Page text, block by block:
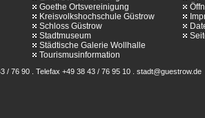
Goethe Ortsvereinigung
Kreisvolkshochschule Güstrow
Schloss Güstrow
Stadtmuseum
Städtische Galerie Wollhalle
Tourismusinformation
/ 76 90 . Telefax +49 38 43 / 76 95 10 . stadt@guestrow.de